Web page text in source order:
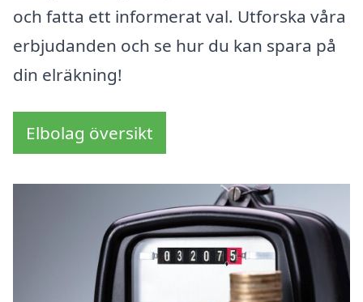
och fatta ett informerat val. Utforska våra
erbjudanden och se hur du kan spara på
din elräkning!
Elbolag översikt